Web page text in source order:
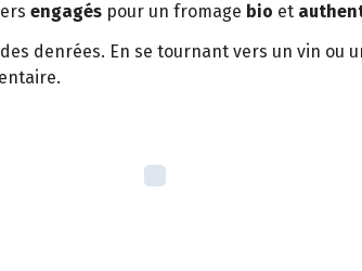
engagés pour un fromage bio et
denrées. En se tournant vers un vin ou